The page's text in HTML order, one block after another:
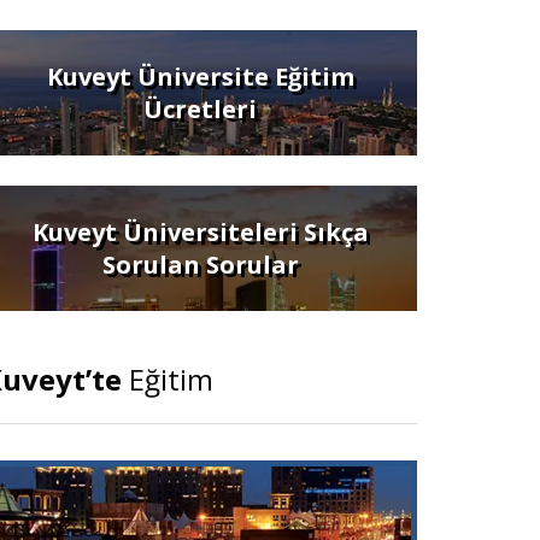
Kuveyt Üniversite Eğitim
Ücretleri
Kuveyt Üniversiteleri Sıkça
Sorulan Sorular
Eğitim